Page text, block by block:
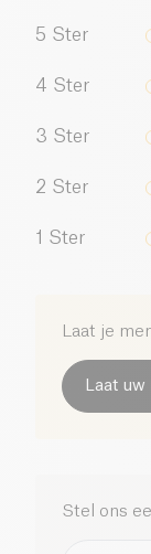
5 Ster
4 Ster
3 Ster
2 Ster
1 Ster
Laat je
Laat uw
Stel ons